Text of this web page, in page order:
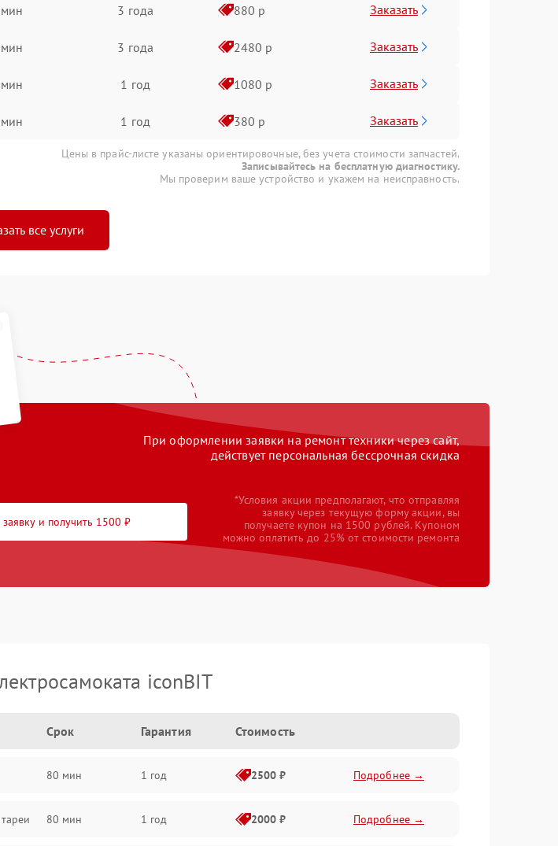
3 года 880 р Заказать
3 года 2480 р Заказать
1 год 1080 р Заказать
1 год 380 р Заказать
Цены в прайс-листе указаны ориентировочные, без учета стоимости запчастей.
Записывайтесь на бесплатную диагностику.
Мы проверим ваше устройство и укажем на неисправность.
все услуги
При оформлении заявки на ремонт техники через сайт,
действует персональная бессрочная скидка
и получить 1500 ₽
*Условия акции предполагают, что отправляя
заявку через текущую форму акции, вы
получаете купон на 1500 рублей. Купоном
можно оплатить до 25% от стоимости ремонта
iconBIT
Срок Гарантия Стоимость
80 мин 1 год 2500 ₽ Подробнее →
80 мин 1 год 2000 ₽ Подробнее →